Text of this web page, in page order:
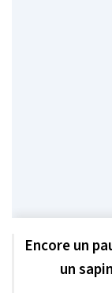
Encore un
un sapin